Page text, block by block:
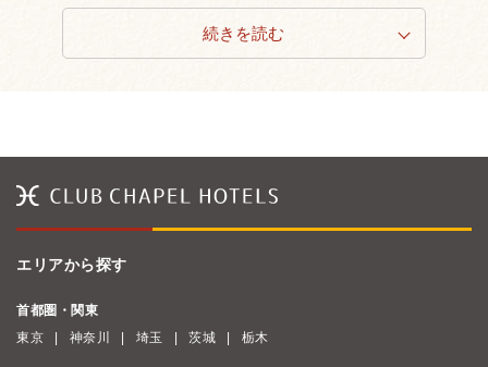
続きを読む
エリアから探す
首都圏・関東
東京
神奈川 埼玉 茨城 栃木